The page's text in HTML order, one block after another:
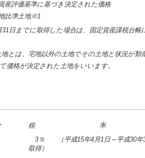
基準に基づき決定された価格
比準土地※1
日までに取得した場合は、固定資産課税台帳
とは、宅地以外の土地でその土地と状況が類
価格が決定された土地をいいます。
税 率
3％ （平成15年4月1日～平成30年
取得）